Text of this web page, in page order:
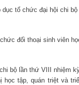
tổ chức đại hội chi
đối thoại sinh viên
bộ lần thứ VIII nhiệm
tập, quán triệt và